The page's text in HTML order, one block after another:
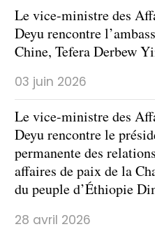
Le vice-ministre des
Deyu rencontre
Chine, Tefera Derbew
03 juin 2026
Le vice-ministre des
Deyu rencontre le
permanente des
affaires de paix de la
du peuple d’Éthiopie
28 avril 2026